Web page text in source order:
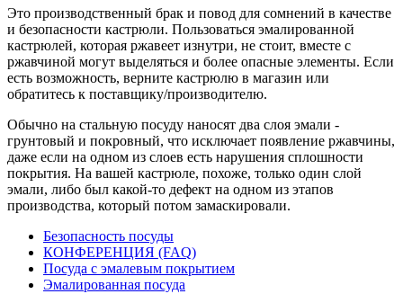
Это производственный брак и повод для сомнений в качестве
и безопасности кастрюли. Пользоваться эмалированной
кастрюлей, которая ржавеет изнутри, не стоит, вместе с
ржавчиной могут выделяться и более опасные элементы. Если
есть возможность, верните кастрюлю в магазин или
обратитесь к поставщику/производителю.
Обычно на стальную посуду наносят два слоя эмали -
грунтовый и покровный, что исключает появление ржавчины,
даже если на одном из слоев есть нарушения сплошности
покрытия. На вашей кастрюле, похоже, только один слой
эмали, либо был какой-то дефект на одном из этапов
производства, который потом замаскировали.
Безопасность посуды
КОНФЕРЕНЦИЯ (FAQ)
Посуда с эмалевым покрытием
Эмалированная посуда